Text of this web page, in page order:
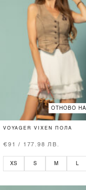
ОТНОВО
VOYAGER VIXEN ПОЛА
€91 / 177.98 ЛВ.
XS S M